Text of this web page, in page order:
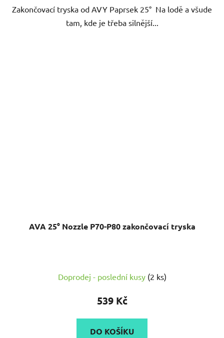
Zakončovací tryska od AVY Paprsek 25° Na lodě a všude
tam, kde je třeba silnější...
AVA 25° Nozzle P70-P80 zakončovací tryska
Doprodej - poslední kusy (2 ks)
539 Kč
DO KOŠÍKU